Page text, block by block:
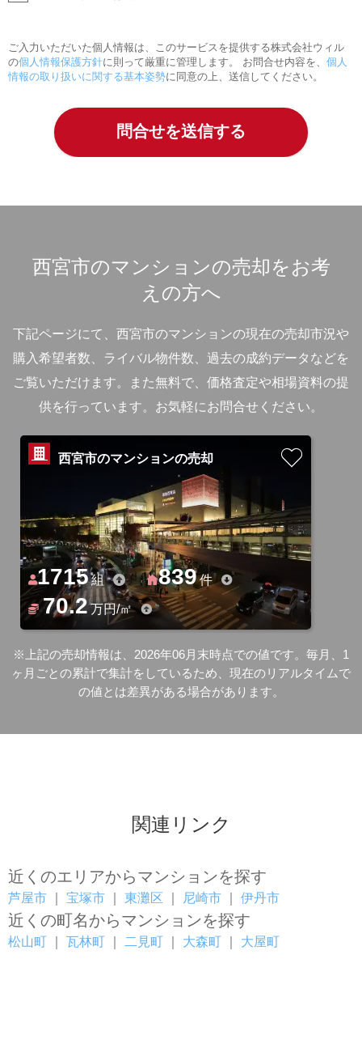
ご入力いただいた個人情報は、このサービスを提供する株式会社ウィル
の個人情報保護方針に則って厳重に管理します。 お問合せ内容を、 個人
情報の取り扱いに関する基本姿勢に同意の上、送信してください。
西宮市のマンションの売却をお考
えの方へ
下記ページにて、西宮市のマンションの現在の売却市況や
購入希望者数、ライバル物件数、過去の成約データなどを
ご覧いただけます。
また無料で、価格査定や相場資料の提
供を行っています。お気軽にお問合せください。
西宮市のマンションの売却
1715組 839件
70.2万円/㎡
※上記の売却情報は、2026年06月末時点での値です。毎月、1
ヶ月ごとの累計で集計をしているため、現在のリアルタイムで
の値とは差異がある場合があります。
関連リンク
近くのエリアからマンションを探す
芦屋市 宝塚市 東灘区 尼崎市 伊丹市
近くの町名からマンションを探す
松山町 瓦林町 二見町 大森町 大屋町